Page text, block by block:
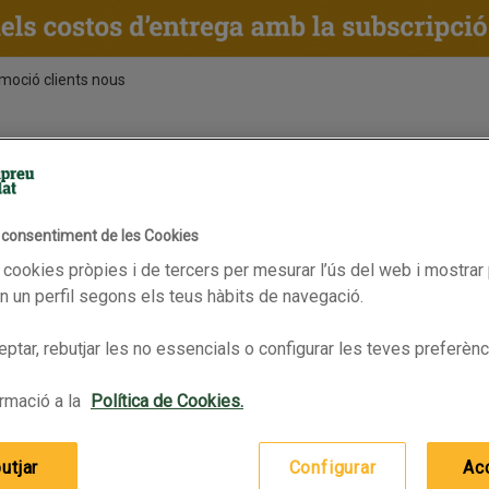
clients nous
ibèric, brida negra
gla 100% ibèrica
SEÑORIO OLIVENZA Espatlla de gla 100% ibèrica
SEÑORIO OLIVENZA Espatlla
MONTE NEVADO Pernil de gla
MONTE NEVADO Pernil de gla
de les Cookies
pròpies i de tercers per mesurar l’ús del web i
un perfil segons els teus hàbits de navegació.
rebutjar les no essencials o configurar les teves
a la Política de Cookies.
Configurar